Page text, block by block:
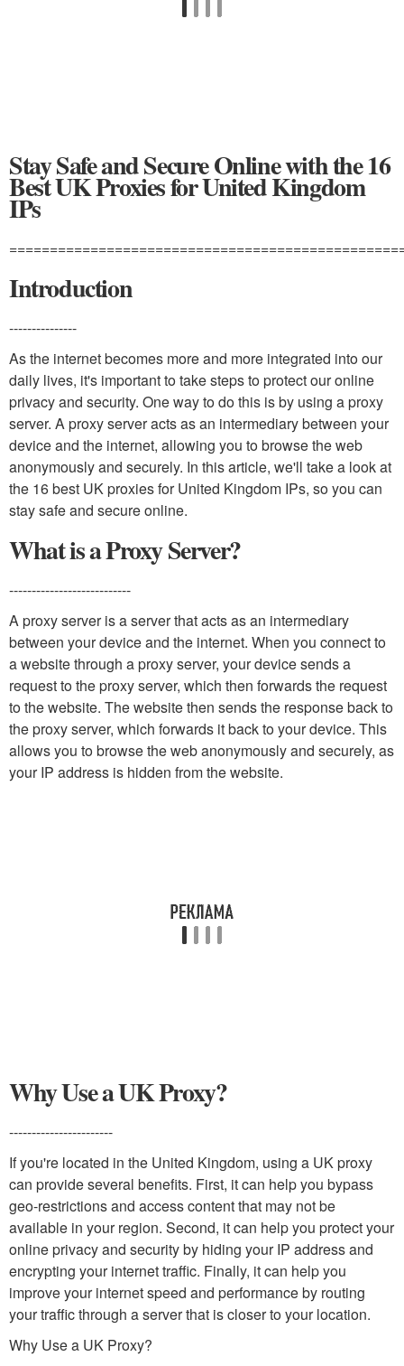
Stay Safe and Secure Online with the 16
Best UK Proxies for United Kingdom
IPs
Introduction
---------------
As the internet becomes more and more integrated into our
daily lives, it's important to take steps to protect our online
privacy and security. One way to do this is by using a proxy
server. A proxy server acts as an intermediary between your
device and the internet, allowing you to browse the web
anonymously and securely. In this article, we'll take a look at
the 16 best UK proxies for United Kingdom IPs, so you can
stay safe and secure online.
What is a Proxy Server?
---------------------------
A proxy server is a server that acts as an intermediary
between your device and the internet. When you connect to
a website through a proxy server, your device sends a
request to the proxy server, which then forwards the request
to the website. The website then sends the response back to
the proxy server, which forwards it back to your device. This
allows you to browse the web anonymously and securely, as
your IP address is hidden from the website.
Why Use a UK Proxy?
-----------------------
If you're located in the United Kingdom, using a UK proxy
can provide several benefits. First, it can help you bypass
geo-restrictions and access content that may not be
available in your region. Second, it can help you protect your
online privacy and security by hiding your IP address and
encrypting your internet traffic. Finally, it can help you
improve your internet speed and performance by routing
your traffic through a server that is closer to your location.
Why Use a UK Proxy?